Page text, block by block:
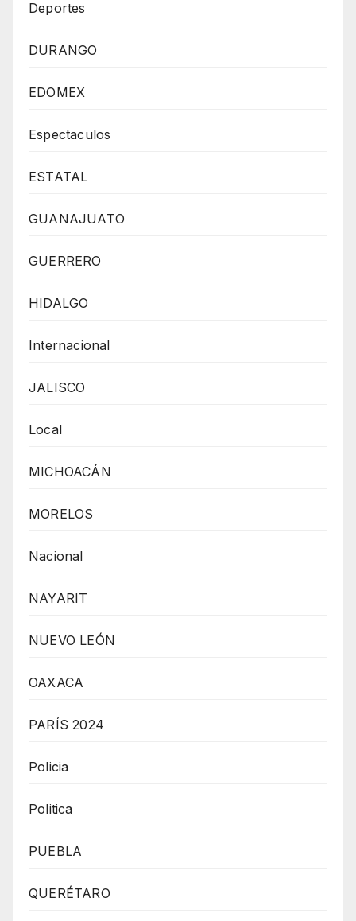
Deportes
DURANGO
EDOMEX
Espectaculos
ESTATAL
GUANAJUATO
GUERRERO
HIDALGO
Internacional
JALISCO
Local
MICHOACÁN
MORELOS
Nacional
NAYARIT
NUEVO LEÓN
OAXACA
PARÍS 2024
Policia
Politica
PUEBLA
QUERÉTARO